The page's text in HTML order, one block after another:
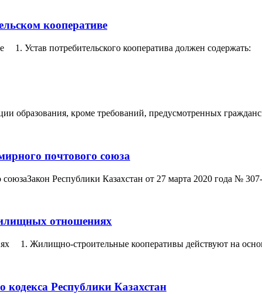
кооперативе
1. Устав потребительского кооператива должен
образования, кроме требований, предусмотренных
почтового союза
Республики Казахстан от 27 марта 2020 года №
отношениях
1. Жилищно-строительные кооперативы действуют на
Республики Казахстан